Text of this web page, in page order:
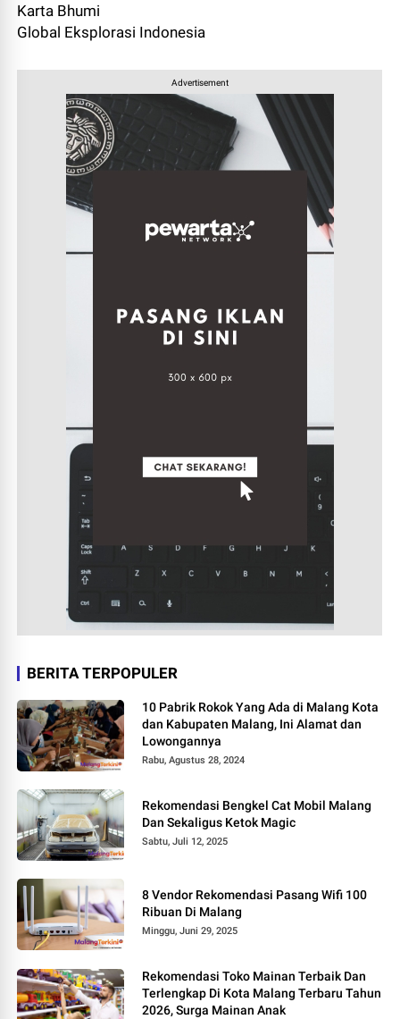
Karta Bhumi
Global Eksplorasi Indonesia
Advertisement
BERITA TERPOPULER
10 Pabrik Rokok Yang Ada di Malang Kota
dan Kabupaten Malang, Ini Alamat dan
Lowongannya
Rabu, Agustus 28, 2024
Rekomendasi Bengkel Cat Mobil Malang
Dan Sekaligus Ketok Magic
Sabtu, Juli 12, 2025
8 Vendor Rekomendasi Pasang Wifi 100
Ribuan Di Malang
Minggu, Juni 29, 2025
Rekomendasi Toko Mainan Terbaik Dan
Terlengkap Di Kota Malang Terbaru Tahun
2026, Surga Mainan Anak